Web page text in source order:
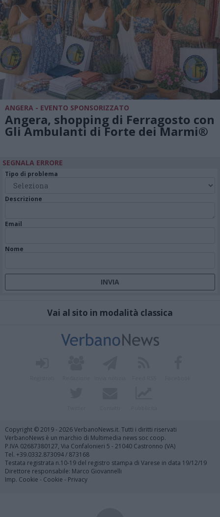
ANGERA - EVENTO SPONSORIZZATO
Angera, shopping di Ferragosto con
Gli Ambulanti di Forte dei Marmi®
SEGNALA ERRORE
Tipo di problema
Descrizione
Email
Nome
Vai al sito in modalità classica
Copyright © 2019 - 2026 VerbanoNews.it. Tutti i diritti riservati
VerbanoNews è un marchio di Multimedia news soc coop.
P.IVA 02687380127, Via Confalonieri 5 - 21040 Castronno (VA)
Tel. +39.0332.873094 / 873168
Testata registrata n.10-19 del registro stampa di Varese in data 19/12/19
Direttore responsabile: Marco Giovannelli
Imp. Cookie - Cookie - Privacy